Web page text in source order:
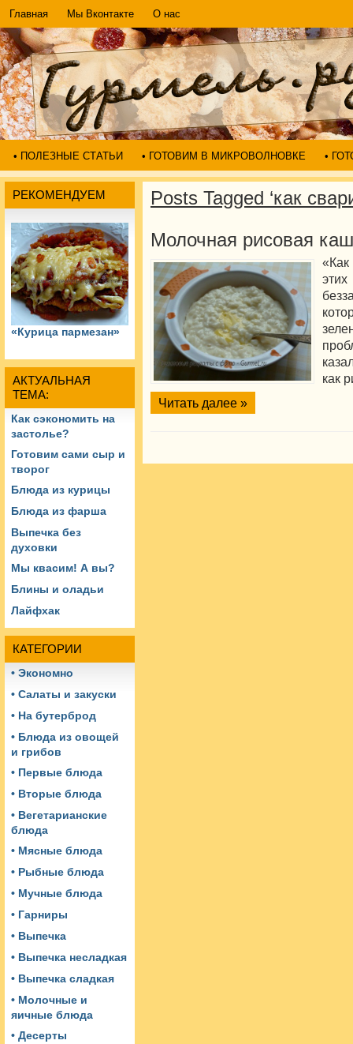
Главная Мы Вконтакте О нас
• ПОЛЕЗНЫЕ СТАТЬИ • ГОТОВИМ В МИКРОВОЛНОВКЕ •
РЕКОМЕНДУЕМ
«Курица пармезан»
АКТУАЛЬНАЯ
ТЕМА:
Как сэкономить на
застолье?
Готовим сами сыр и
творог
Блюда из курицы
Блюда из фарша
Выпечка без
духовки
Мы квасим! А вы?
Блины и оладьи
Лайфхак
КАТЕГОРИИ
• Экономно
• Салаты и закуски
• На бутерброд
• Блюда из овощей
и грибов
• Первые блюда
• Вторые блюда
• Вегетарианские
блюда
• Мясные блюда
• Рыбные блюда
• Мучные блюда
• Гарниры
• Выпечка
• Выпечка несладкая
• Выпечка сладкая
• Молочные и
яичные блюда
• Десерты
Posts Tagged ‘как
Молочная рисовая
как
Читать далее »